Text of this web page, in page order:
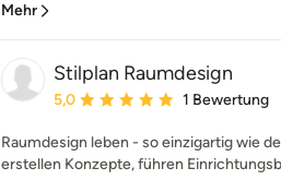
Mehr
Stilplan Raumdesign
Durchschnittliche Bewertung: 5
5,0 1 Bewertung
Raumdesign leben - so einzigartig wie
erstellen Konzepte, führen